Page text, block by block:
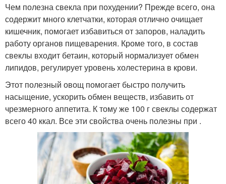
Чем полезна свекла при похудении? Прежде всего, она
содержит много клетчатки, которая отлично очищает
кишечник, помогает избавиться от запоров, наладить
работу органов пищеварения. Кроме того, в состав
свеклы входит бетаин, который нормализует обмен
липидов, регулирует уровень холестерина в крови.
Этот полезный овощ помогает быстро получить
насыщение, ускорить обмен веществ, избавить от
чрезмерного аппетита. К тому же 100 г свеклы содержат
всего 40 ккал. Все эти свойства очень полезны при .